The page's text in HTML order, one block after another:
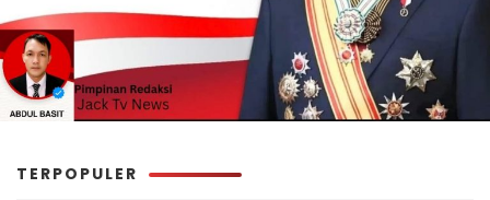
TERPOPULER